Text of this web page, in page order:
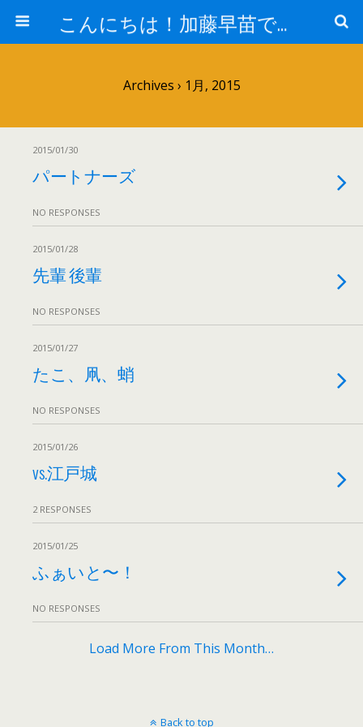
こんにちは！加藤早苗です。
Archives › 1月, 2015
2015/01/30
パートナーズ
NO RESPONSES
2015/01/28
先輩 後輩
NO RESPONSES
2015/01/27
たこ、凧、蛸
NO RESPONSES
2015/01/26
vs.江戸城
2 RESPONSES
2015/01/25
ふぁいと〜！
NO RESPONSES
Load More From This Month…
Back to top